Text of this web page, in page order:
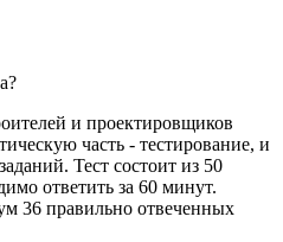
и проектировщиков
часть - тестирование, и
Тест состоит из 50
ответить за 60 минут.
36 правильно отвеченных